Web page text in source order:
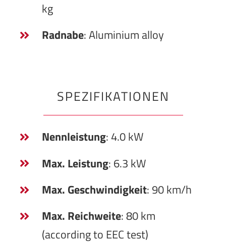
kg
Radnabe: Aluminium alloy
SPEZIFIKATIONEN
Nennleistung: 4.0 kW
Max. Leistung: 6.3 kW
Max. Geschwindigkeit: 90 km/h
Max. Reichweite: 80 km
(according to EEC test)